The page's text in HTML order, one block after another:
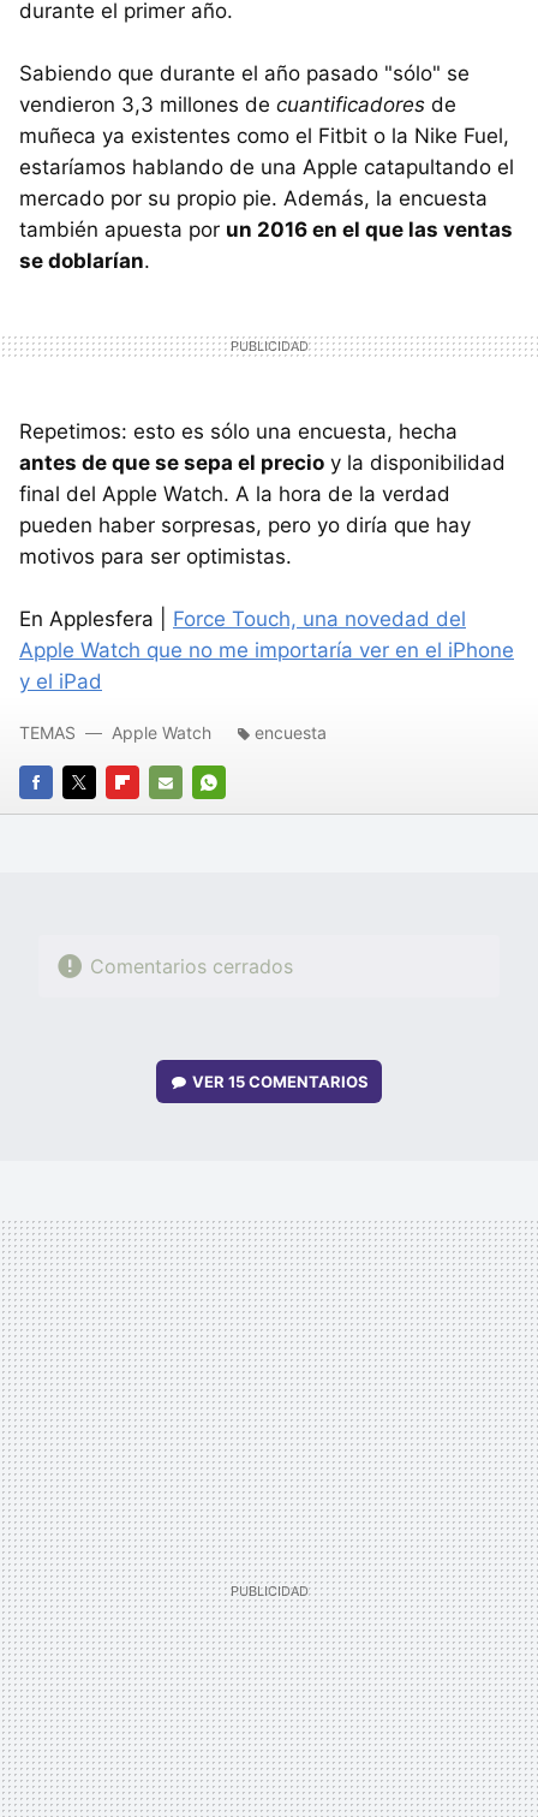
durante el primer año.
Sabiendo que durante el año pasado "sólo" se
vendieron 3,3 millones de cuantificadores de
muñeca ya existentes como el Fitbit o la Nike Fuel,
estaríamos hablando de una Apple catapultando el
mercado por su propio pie. Además, la encuesta
también apuesta por un 2016 en el que las ventas
se doblarían.
Repetimos: esto es sólo una encuesta, hecha
antes de que se sepa el precio y la disponibilidad
final del Apple Watch. A la hora de la verdad
pueden haber sorpresas, pero yo diría que hay
motivos para ser optimistas.
En Applesfera | Force Touch, una novedad del
Apple Watch que no me importaría ver en el iPhone
y el iPad
FACEBOOK
TWITTERFLIPBOARD
E-
WHATSAPP
TEMAS Apple Watch encuesta
Comentarios cerrados
VER15 COMENTARIOS